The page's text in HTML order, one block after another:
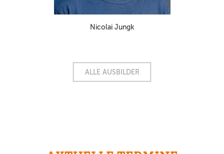
Nicolai Jungk
ALLE AUSBILDER